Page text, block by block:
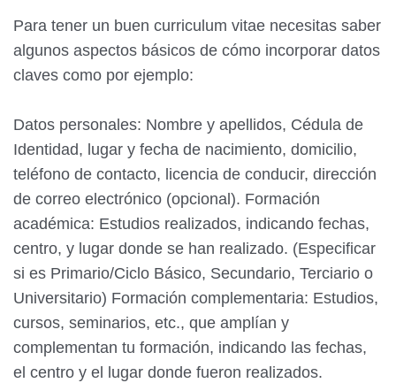
Para tener un buen curriculum vitae necesitas saber
algunos aspectos básicos de cómo incorporar datos
claves como por ejemplo:
Datos personales: Nombre y apellidos, Cédula de
Identidad, lugar y fecha de nacimiento, domicilio,
teléfono de contacto, licencia de conducir, dirección
de correo electrónico (opcional). Formación
académica: Estudios realizados, indicando fechas,
centro, y lugar donde se han realizado. (Especificar
si es Primario/Ciclo Básico, Secundario, Terciario o
Universitario) Formación complementaria: Estudios,
cursos, seminarios, etc., que amplían y
complementan tu formación, indicando las fechas,
el centro y el lugar donde fueron realizados.